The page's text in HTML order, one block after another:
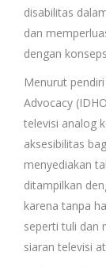
disabilitas
dan
dengan
Menurut
Advocacy
televisi analog
aksesibilitas
menyediakan
ditampilkan
karena tanpa
seperti tuli dan
siaran televisi